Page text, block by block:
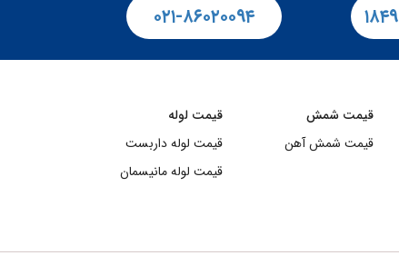
۱۸۴۹ ۰۲۱-۸۶۰۲۰۰۹۴
قیمت شمش
قیمت شمش آهن
قیمت لوله
قیمت لوله داربست
قیمت لوله مانیسمان